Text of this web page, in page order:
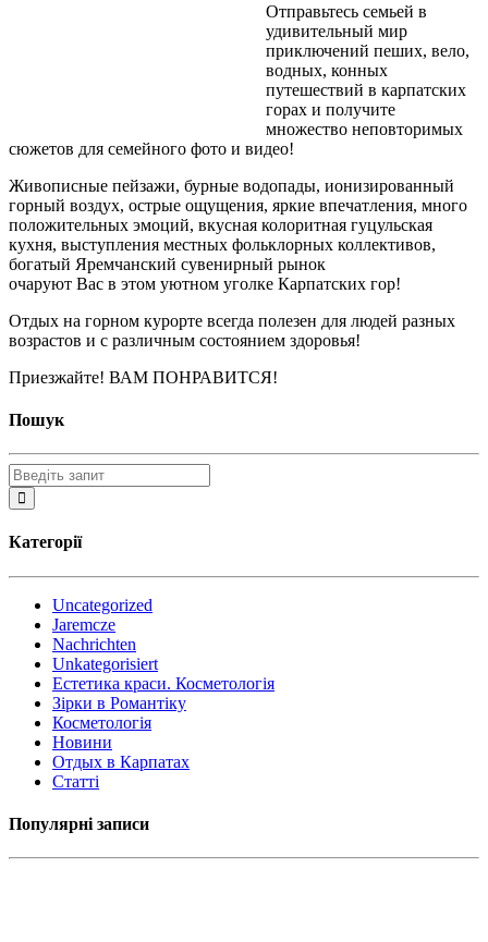
Отправьтесь семьей в
удивительный мир
приключений пеших, вело,
водных, конных
путешествий в карпатских
горах и получите
множество неповторимых
сюжетов для семейного фото и видео!
Живописные пейзажи, бурные водопады, ионизированный
горный воздух, острые ощущения, яркие впечатления, много
положительных эмоций, вкусная колоритная гуцульская
кухня, выступления местных фольклорных коллективов,
богатый Яремчанский сувенирный рынок
очаруют Вас в этом уютном уголке Карпатских гор!
Отдых на горном курорте всегда полезен для людей разных
возрастов и с различным состоянием здоровья!
Приезжайте! ВАМ ПОНРАВИТСЯ!
Пошук
Категорії
Uncategorized
Jaremcze
Nachrichten
Unkategorisiert
Естетика краси. Косметологія
Зірки в Романтіку
Косметологія
Новини
Отдых в Карпатах
Статті
Популярні записи